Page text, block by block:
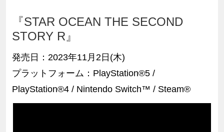
『STAR OCEAN THE SECOND
STORY R』
発売日： 2023年11月2日(木)
プラットフォーム： PlayStation®5 /
PlayStation®4 / Nintendo Switch™ / Steam®